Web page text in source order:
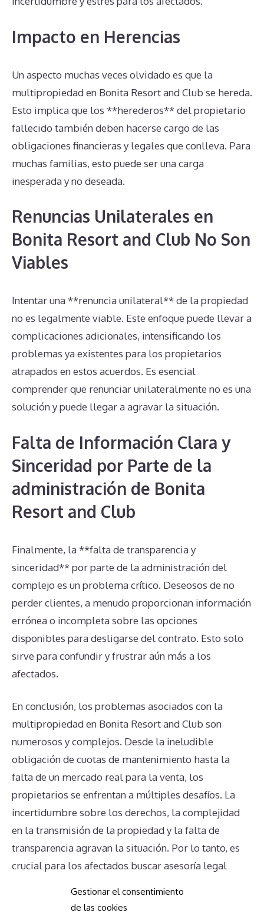
Gestionar el consentimiento
de las cookies
Impacto en Herencias
Un aspecto muchas veces olvidado es que la
multipropiedad en Bonita Resort and Club se hereda.
Esto implica que los **herederos** del propietario
fallecido también deben hacerse cargo de las
obligaciones financieras y legales que conlleva. Para
muchas familias, esto puede ser una carga
inesperada y no deseada.
Renuncias Unilaterales en
Bonita Resort and Club No Son
Viables
Intentar una **renuncia unilateral** de la propiedad
no es legalmente viable. Este enfoque puede llevar a
complicaciones adicionales, intensificando los
problemas ya existentes para los propietarios
atrapados en estos acuerdos. Es esencial
comprender que renunciar unilateralmente no es una
solución y puede llegar a agravar la situación.
Falta de Información Clara y
Sinceridad por Parte de la
administración de Bonita
Resort and Club
Finalmente, la **falta de transparencia y
sinceridad** por parte de la administración del
complejo es un problema crítico. Deseosos de no
perder clientes, a menudo proporcionan información
errónea o incompleta sobre las opciones
disponibles para desligarse del contrato. Esto solo
sirve para confundir y frustrar aún más a los
afectados.
En conclusión, los problemas asociados con la
multipropiedad en Bonita Resort and Club son
numerosos y complejos. Desde la ineludible
obligación de cuotas de mantenimiento hasta la
falta de un mercado real para la venta, los
propietarios se enfrentan a múltiples desafíos. La
incertidumbre sobre los derechos, la complejidad
en la transmisión de la propiedad y la falta de
transparencia agravan la situación. Por lo tanto, es
crucial para los afectados buscar asesoría legal